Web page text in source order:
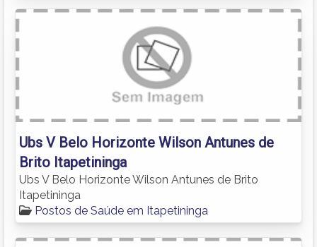
Ubs V Belo Horizonte Wilson Antunes de
Brito Itapetininga
Ubs V Belo Horizonte Wilson Antunes de Brito
Itapetininga
Postos de Saúde em Itapetininga